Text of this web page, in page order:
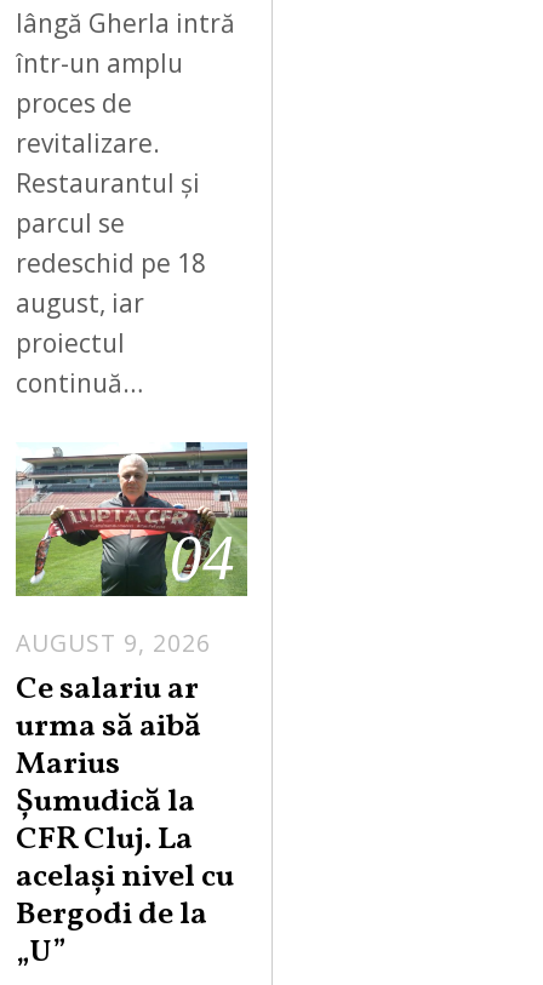
lângă Gherla intră
într-un amplu
proces de
revitalizare.
Restaurantul și
parcul se
redeschid pe 18
august, iar
proiectul
continuă…
04
AUGUST 9, 2026
Ce salariu ar
urma să aibă
Marius
Șumudică la
CFR Cluj. La
același nivel cu
Bergodi de la
„U”